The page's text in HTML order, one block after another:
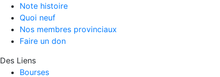
Note histoire
Quoi neuf
Nos membres provinciaux
Faire un don
Des Liens
Bourses